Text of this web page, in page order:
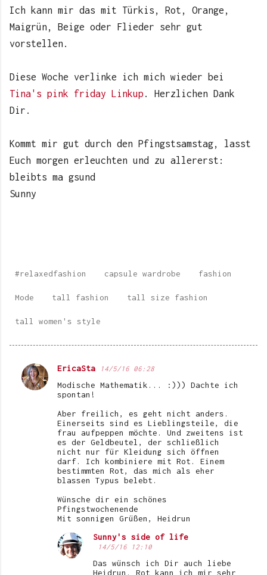
Ich kann mir das mit Türkis, Rot, Orange,
Maigrün, Beige oder Flieder sehr gut
vorstellen.
Diese Woche verlinke ich mich wieder bei
Tina's pink friday Linkup . Herzlichen Dank
Dir.
Kommt mir gut durch den Pfingstsamstag, lasst
Euch morgen erleuchten und zu allererst:
bleibts ma gsund
Sunny
#relaxedfashion capsule wardrobe fashion
Mode tall fashion tall size fashion
tall women's style
K
EricaSta 14/5/16 06:28
Modische Mathematik... :))) Dachte ich
spontan!
Aber freilich, es geht nicht anders.
Einerseits sind es Lieblingsteile, die
frau aufpeppen möchte. Und zweitens ist
es der Geldbeutel, der schließlich
nicht nur für Kleidung sich öffnen
darf. Ich kombiniere mit Rot. Einem
bestimmten Rot, das mich als eher
blassen Typus belebt.
Wünsche dir ein schönes
Pfingstwochenende
Mit sonnigen Grüßen, Heidrun
Sunny's side of life
14/5/16 12:10
Das wünsch ich Dir auch liebe
Heidrun. Rot kann ich mir sehr